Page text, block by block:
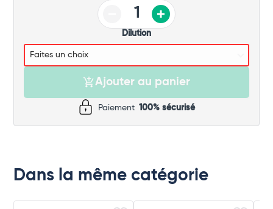
Dilution
Ajouter au panier
Paiement 100% sécurisé
Dans la même catégorie